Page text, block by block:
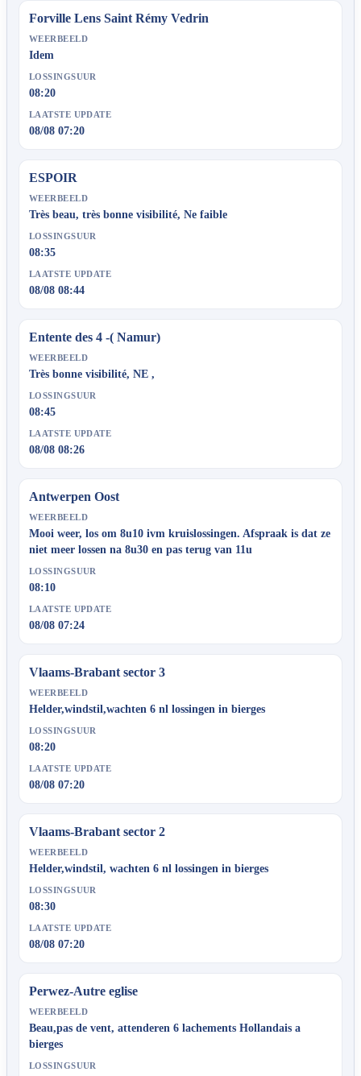
Forville Lens Saint Rémy Vedrin
WEERBEELD
Idem
LOSSINGSUUR
08:20
LAATSTE UPDATE
08/08 07:20
ESPOIR
WEERBEELD
Très beau, très bonne visibilité, Ne faible
LOSSINGSUUR
08:35
LAATSTE UPDATE
08/08 08:44
Entente des 4 -( Namur)
WEERBEELD
Très bonne visibilité, NE ,
LOSSINGSUUR
08:45
LAATSTE UPDATE
08/08 08:26
Antwerpen Oost
WEERBEELD
Mooi weer, los om 8u10 ivm kruislossingen. Afspraak is dat ze
niet meer lossen na 8u30 en pas terug van 11u
LOSSINGSUUR
08:10
LAATSTE UPDATE
08/08 07:24
Vlaams-Brabant sector 3
WEERBEELD
Helder,windstil,wachten 6 nl lossingen in bierges
LOSSINGSUUR
08:20
LAATSTE UPDATE
08/08 07:20
Vlaams-Brabant sector 2
WEERBEELD
Helder,windstil, wachten 6 nl lossingen in bierges
LOSSINGSUUR
08:30
LAATSTE UPDATE
08/08 07:20
Perwez-Autre eglise
WEERBEELD
Beau,pas de vent, attenderen 6 lachements Hollandais a
bierges
LOSSINGSUUR